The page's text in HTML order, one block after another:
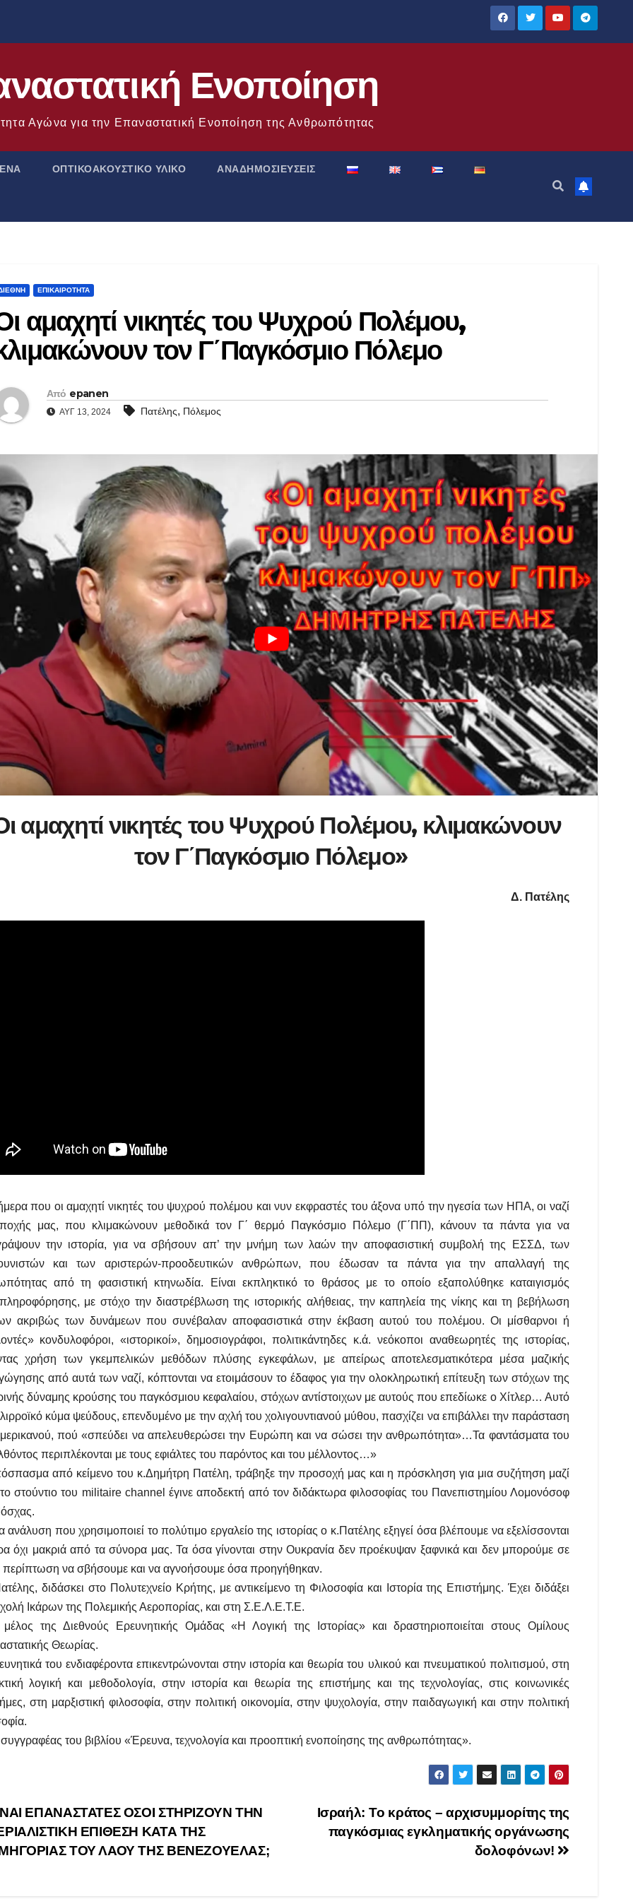
Ενοποίηση
Αγώνα για την Επαναστατική Ενοποίηση της Ανθρωπότητας
ΟΠΤΙΚΟΑΚΟΥΣΤΙΚΟ ΥΛΙΚΟ ΑΝΑΔΗΜΟΣΙΕΥΣΕΙΣ
ΕΠΙΚΑΙΡΌΤΗΤΑ
αμαχητί νικητές του Ψυχρού Πολέμου,
τον Γ΄Παγκόσμιο Πόλεμο
Από epanen
ΑΥΓ 13, 2024 Πατέλης, Πόλεμος
αμαχητί νικητές του Ψυχρού Πολέμου, κλιμακώνουν
τον Γ΄Παγκόσμιο Πόλεμο»
Δ. Πατέλης
που οι αμαχητί νικητές του ψυχρού πολέμου και νυν εκφραστές του άξονα υπό την ηγεσία των ΗΠΑ, οι ναζί
μας, που κλιμακώνουν μεθοδικά τον Γ΄ θερμό Παγκόσμιο Πόλεμο (Γ΄ΠΠ), κάνουν τα πάντα για να
την ιστορία, για να σβήσουν απ’ την μνήμη των λαών την αποφασιστική συμβολή της ΕΣΣΔ, των
και των αριστερών-προοδευτικών ανθρώπων, που έδωσαν τα πάντα για την απαλλαγή της
από τη φασιστική κτηνωδία. Είναι εκπληκτικό το θράσος με το οποίο εξαπολύθηκε καταιγισμός
με στόχο την διαστρέβλωση της ιστορικής αλήθειας, την καπηλεία της νίκης και τη βεβήλωση
ακριβώς των δυνάμεων που συνέβαλαν αποφασιστικά στην έκβαση αυτού του πολέμου. Οι μίσθαρνοι ή
κονδυλοφόροι, «ιστορικοί», δημοσιογράφοι, πολιτικάντηδες κ.ά. νεόκοποι αναθεωρητές της ιστορίας,
χρήση των γκεμπελικών μεθόδων πλύσης εγκεφάλων, με απείρως αποτελεσματικότερα μέσα μαζικής
από αυτά των ναζί, κόπτονται να ετοιμάσουν το έδαφος για την ολοκληρωτική επίτευξη των στόχων της
δύναμης κρούσης του παγκόσμιου κεφαλαίου, στόχων αντίστοιχων με αυτούς που επεδίωκε ο Χίτλερ… Αυτό
κύμα ψεύδους, επενδυμένο με την αχλή του χολιγουντιανού μύθου, πασχίζει να επιβάλλει την παράσταση
πού «σπεύδει να απελευθερώσει την Ευρώπη και να σώσει την ανθρωπότητα»…Τα φαντάσματα του
περιπλέκονται με τους εφιάλτες του παρόντος και του μέλλοντος…»
από κείμενο του κ.Δημήτρη Πατέλη, τράβηξε την προσοχή μας και η πρόσκληση για μια συζήτηση μαζί
στούντιο του militaire channel έγινε αποδεκτή από τον διδάκτωρα φιλοσοφίας του Πανεπιστημίου Λομονόσοφ
ανάλυση που χρησιμοποιεί το πολύτιμο εργαλείο της ιστορίας ο κ.Πατέλης εξηγεί όσα βλέπουμε να εξελίσσονται
όχι μακριά από τα σύνορα μας. Τα όσα γίνονται στην Ουκρανία δεν προέκυψαν ξαφνικά και δεν μπορούμε σε
περίπτωση να σβήσουμε και να αγνοήσουμε όσα προηγήθηκαν.
διδάσκει στο Πολυτεχνείο Κρήτης, με αντικείμενο τη Φιλοσοφία και Ιστορία της Επιστήμης. Έχει διδάξει
Ικάρων της Πολεμικής Αεροπορίας, και στη Σ.Ε.Λ.Ε.Τ.Ε.
μέλος της Διεθνούς Ερευνητικής Ομάδας «Η Λογική της Ιστορίας» και δραστηριοποιείται στους Ομίλους
Θεωρίας.
του ενδιαφέροντα επικεντρώνονται στην ιστορία και θεωρία του υλικού και πνευματικού πολιτισμού, στη
λογική και μεθοδολογία, στην ιστορία και θεωρία της επιστήμης και της τεχνολογίας, στις κοινωνικές
στη μαρξιστική φιλοσοφία, στην πολιτική οικονομία, στην ψυχολογία, στην παιδαγωγική και στην πολιτική
συγγραφέας του βιβλίου «Έρευνα, τεχνολογία και προοπτική ενοποίησης της ανθρωπότητας».
Ισραήλ: Tο κράτος – αρχισυμμορίτης της
παγκόσμιας εγκληματικής οργάνωσης
δολοφόνων!
ΕΠΑΝΑΣΤΑΤΕΣ ΟΣΟΙ ΣΤΗΡΙΖΟΥΝ ΤΗΝ
ΕΠΙΘΕΣΗ ΚΑΤΑ ΤΗΣ
ΤΟΥ ΛΑΟΥ ΤΗΣ ΒΕΝΕΖΟΥΕΛΑΣ;